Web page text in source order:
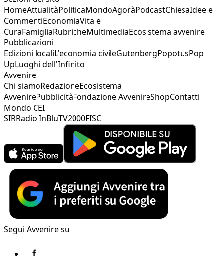
HomeAttualitàPoliticaMondoAgoràPodcastChiesaIdee e
CommentiEconomiaVita e
CuraFamigliaRubricheMultimediaEcosistema avvenire
Pubblicazioni
Edizioni localiL'economia civileGutenbergPopotusPop
UpLuoghi dell'Infinito
Avvenire
Chi siamoRedazioneEcosistema
AvvenirePubblicitàFondazione AvvenireShopContatti
Mondo CEI
SIRRadio InBluTV2000FISC
Segui Avvenire su